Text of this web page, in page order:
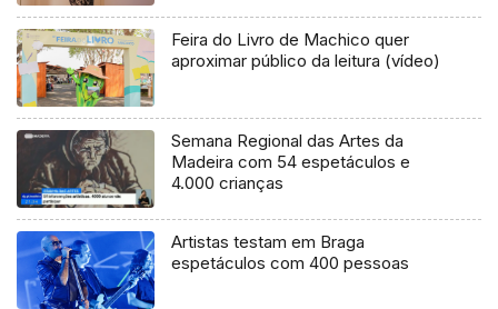
Feira do Livro de Machico quer
aproximar público da leitura (vídeo)
Semana Regional das Artes da
Madeira com 54 espetáculos e
4.000 crianças
Artistas testam em Braga
espetáculos com 400 pessoas